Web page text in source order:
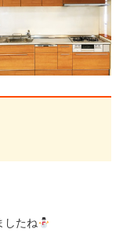
したね